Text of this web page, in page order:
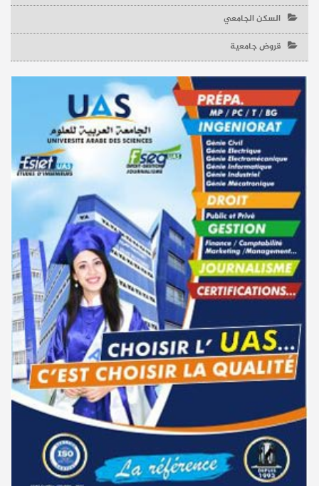
السكن الجامعي
قروض جامعية